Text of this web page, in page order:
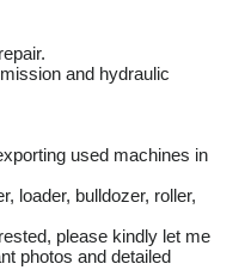
and hydraulic
used machines in
loader, bulldozer, roller,
please kindly let me
photos and detailed